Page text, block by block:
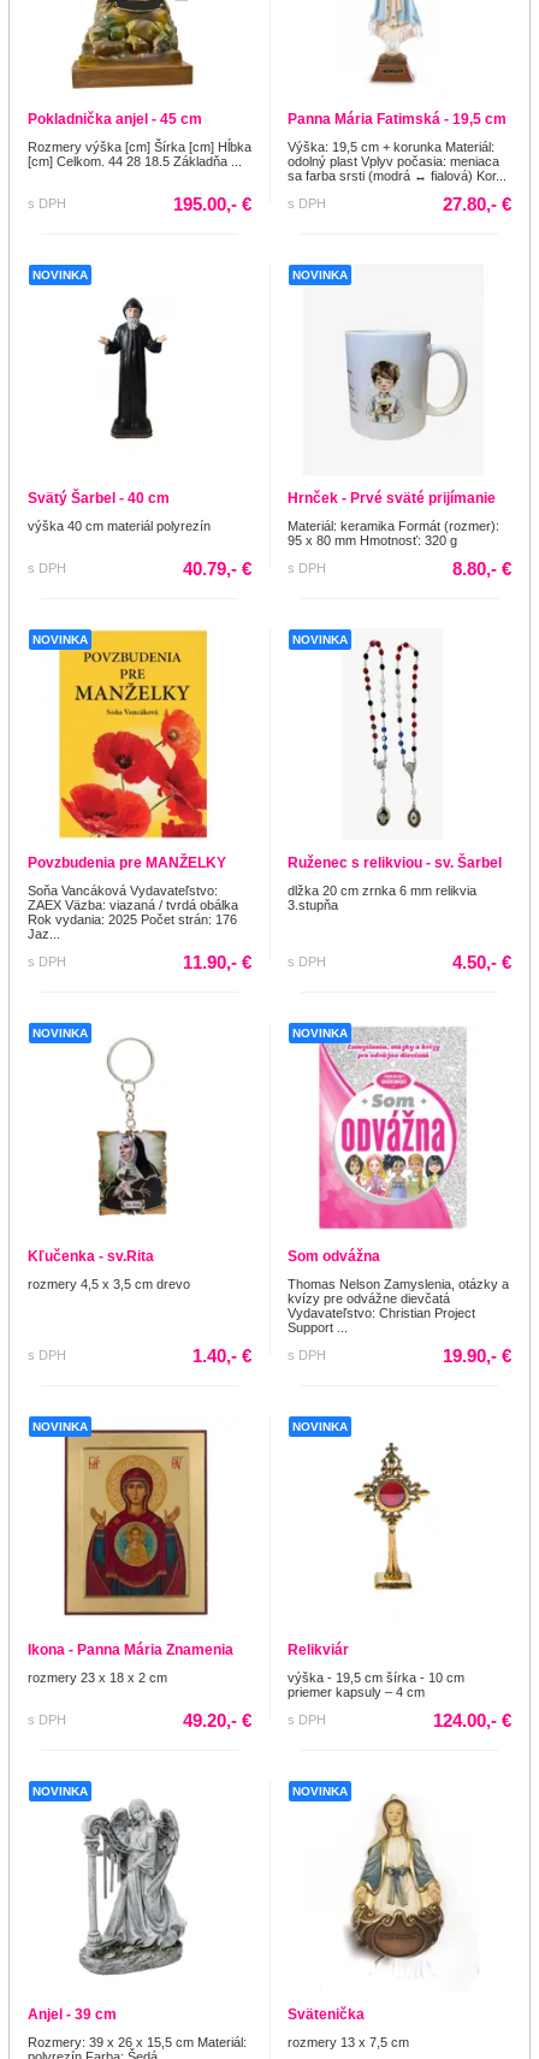
Pokladnička anjel - 45 cm
Rozmery výška [cm] Šírka [cm] Hĺbka
[cm] Celkom. 44 28 18.5 Základňa ...
s DPH 195.00,- €
Panna Mária Fatimská - 19,5 cm
Výška: 19,5 cm + korunka Materiál:
odolný plast Vplyv počasia: meniaca
sa farba srsti (modrá ↔ fialová) Kor...
s DPH
27.80,- €
NOVINKA
Svätý Šarbel - 40 cm
výška 40 cm materiál polyrezín
s DPH 40.79,- €
NOVINKA
Hrnček - Prvé sväté prijímanie
Materiál: keramika Formát (rozmer):
95 x 80 mm Hmotnosť: 320 g
s DPH
8.80,- €
NOVINKA
Povzbudenia pre MANŽELKY
Soňa Vancáková Vydavateľstvo:
ZAEX Väzba: viazaná / tvrdá obálka
Rok vydania: 2025 Počet strán: 176
Jaz...
s DPH
11.90,- €
NOVINKA
Ruženec s relikviou - sv. Šarbel
dlžka 20 cm zrnka 6 mm relikvia
3.stupňa
s DPH 4.50,- €
NOVINKA
Kľučenka - sv.Rita
rozmery 4,5 x 3,5 cm drevo
s DPH 1.40,- €
NOVINKA
Som odvážna
Thomas Nelson Zamyslenia, otázky a
kvízy pre odvážne dievčatá
Vydavateľstvo: Christian Project
Support ...
s DPH
19.90,- €
NOVINKA
Ikona - Panna Mária Znamenia
rozmery 23 x 18 x 2 cm
s DPH 49.20,- €
NOVINKA
Relikviár
výška - 19,5 cm šírka - 10 cm
priemer kapsuly – 4 cm
s DPH
124.00,- €
NOVINKA
Anjel - 39 cm
Rozmery: 39 x 26 x 15,5 cm Materiál:
NOVINKA
Svätenička
rozmery 13 x 7,5 cm